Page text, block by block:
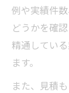
例や実績件
どうかを確
精通してい
ます。
また、見積